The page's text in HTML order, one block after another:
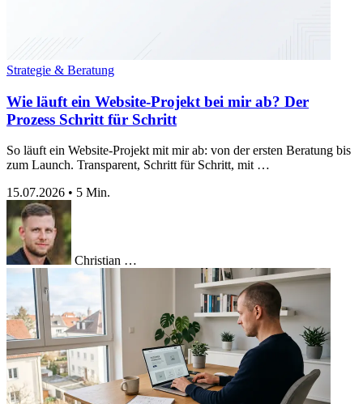
Strategie & Beratung
Wie läuft ein Website-Projekt bei mir ab? Der
Prozess Schritt für Schritt
So läuft ein Website-Projekt mit mir ab: von der ersten Beratung bis
zum Launch. Transparent, Schritt für Schritt, mit …
15.07.2026 • 5 Min.
Christian …